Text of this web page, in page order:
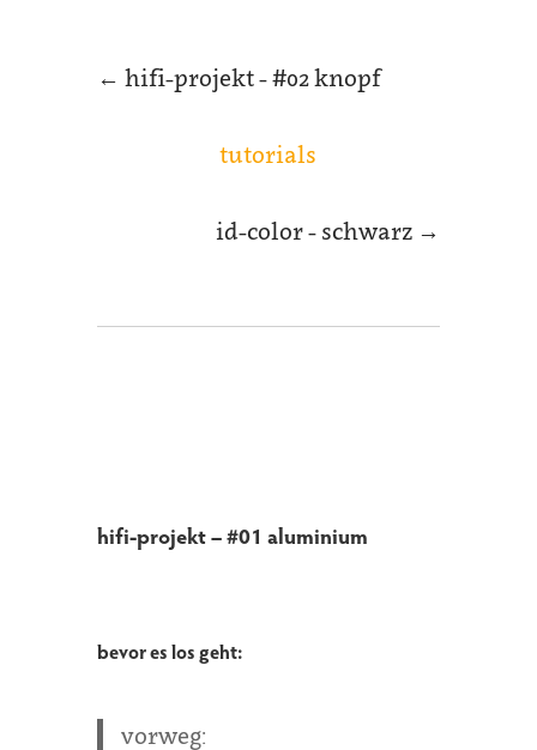
← hifi-projekt - #02 knopf
tutorials
id-color - schwarz →
hifi-projekt – #01 aluminium
bevor es los geht:
vorweg: